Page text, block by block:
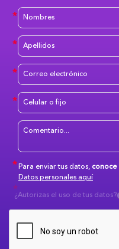
Para enviar tus datos,conoce
Datos personales aquí
¿Autorizas el uso de tus datos?